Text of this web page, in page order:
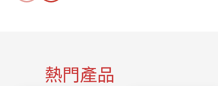
熱門產品